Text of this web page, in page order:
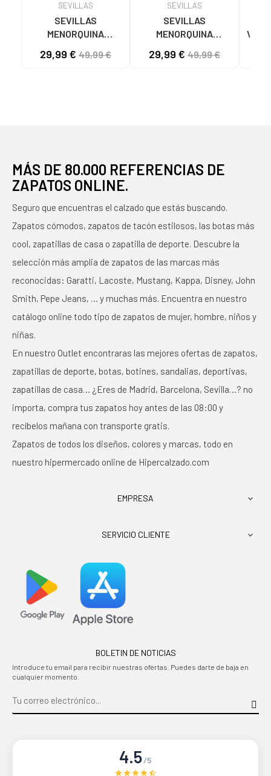
SEVILLAS
SEVILLAS
MENORQUINA
SERRAJE 1778 CAMEL
29,99 € 49,99 €
SEVILLAS
SEVILLAS
MENORQUINA
SERRAJE 1778 CAMEL
29,99 € 49,99 €
MÁS DE 80.000 REFERENCIAS DE
ZAPATOS ONLINE.
Seguro que encuentras el calzado que estás buscando.
Zapatos cómodos, zapatos de tacón estilosos, las botas más
cool, zapatillas de casa o zapatilla de deporte. Descubre la
selección más amplia de zapatos de las marcas más
reconocidas: Garatti, Lacoste, Mustang, Kappa, Disney, John
Smith, Pepe Jeans, … y muchas más. Encuentra en nuestro
catálogo online todo tipo de zapatos de mujer, hombre, niños y
niñas.
En nuestro Outlet encontraras las mejores ofertas de zapatos,
zapatillas de deporte, botas, botines, sandalias, deportivas,
zapatillas de casa… ¿Eres de Madrid, Barcelona, Sevilla…? no
importa, compra tus zapatos hoy antes de las 08:00 y
recíbelos mañana con transporte gratis.
Zapatos de todos los diseños, colores y marcas, todo en
nuestro hipermercado online de Hipercalzado.com
EMPRESA 
SERVICIO CLIENTE 
BOLETIN DE NOTICIAS
Introduce tu email para recibir nuestras ofertas. Puedes darte de baja en
cualquier momento.
4.5/5